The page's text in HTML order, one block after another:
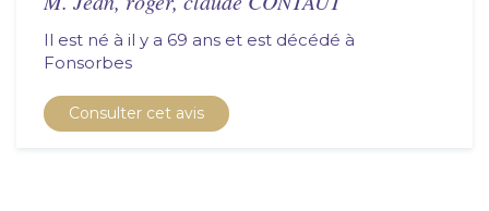
Il est né à il y a 69 ans et est décédé à
fonsorbes
Consulter cet avis